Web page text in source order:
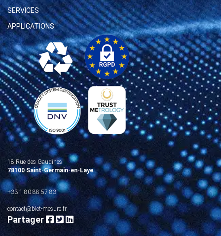
SERVICES
APPLICATIONS
18 Rue des Gaudines
78100 Saint-Germain-en-Laye
+33 1 80 88 57 83
contact@blet-mesure.fr
Partager